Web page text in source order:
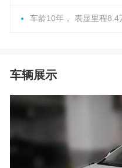
车龄10年， 表显里程
车辆展示